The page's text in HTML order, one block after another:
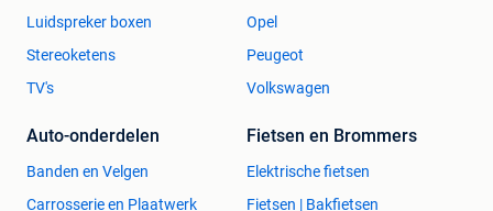
Luidspreker boxen
Stereoketens
TV's
Opel
Peugeot
Volkswagen
Auto-onderdelen
Banden en Velgen
Carrosserie en Plaatwerk
Fietsen en Brommers
Elektrische fietsen
Fietsen | Bakfietsen